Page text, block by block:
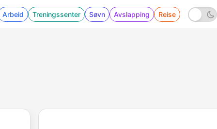
Arbeid Treningssenter Søvn Avslapping Reise